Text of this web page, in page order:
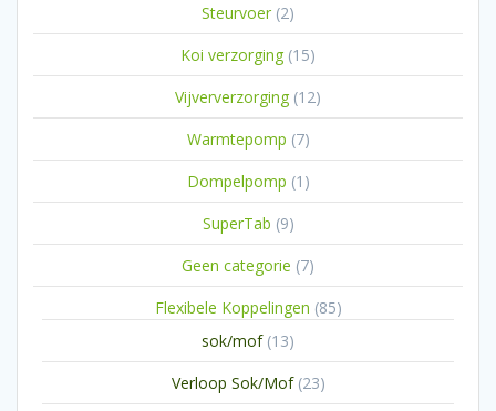
Steurvoer 22
producten
Koi verzorging 1515
producten
Vijververzorging 1212
producten
Warmtepomp 77
producten
Dompelpomp 1 1
product
SuperTab 99
producten
Geen categorie 77
producten
Flexibele Koppelingen 8585
sok/mof 1313
producten
Verloop Sok/Mof 2323
producten